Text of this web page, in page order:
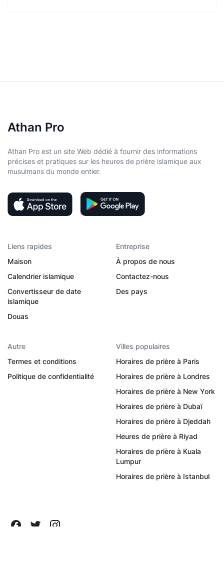
Athan Pro
Athan Pro est un site Web dédié à fournir des informations
précises et pratiques sur les heures de prière islamique aux
musulmans du monde entier.
Liens rapides
Maison
Calendrier islamique
Convertisseur de date
islamique
Douas
Entreprise
À propos de nous
Contactez-nous
Des pays
Autre
Termes et conditions
Politique de confidentialité
Villes populaires
Horaires de prière à Paris
Horaires de prière à Londres
Horaires de prière à New York
Horaires de prière à Dubaï
Horaires de prière à Djeddah
Heures de prière à Riyad
Horaires de prière à Kuala
Lumpur
Horaires de prière à Istanbul